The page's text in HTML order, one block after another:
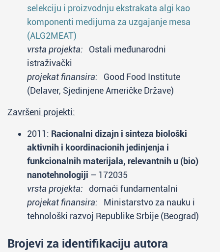
selekciju i proizvodnju ekstrakata algi kao
komponenti medijuma za uzgajanje mesa
(ALG2MEAT)
vrsta projekta: Ostali međunarodni
istraživački
projekat finansira: Good Food Institute
(Delaver, Sjedinjene Američke Države)
Završeni projekti:
2011: Racionalni dizajn i sinteza biološki
aktivnih i koordinacionih jedinjenja i
funkcionalnih materijala, relevantnih u (bio)
nanotehnologiji – 172035
vrsta projekta: domaći fundamentalni
projekat finansira: Ministarstvo za nauku i
tehnološki razvoj Republike Srbije (Beograd)
Brojevi za identifikaciju autora